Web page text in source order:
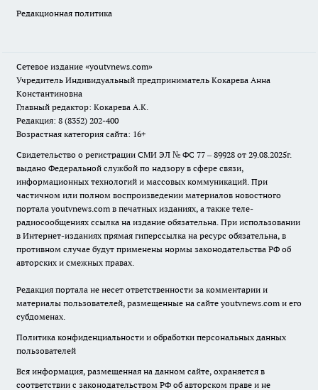
Редакционная политика
Сетевое издание «youtvnews.com»
Учредитель Индивидуальный предприниматель Кокарева Анна
Константиновна
Главный редактор: Кокарева А.К.
Редакция: 8 (8352) 202-400
Возрастная категория сайта: 16+
Свидетельство о регистрации СМИ ЭЛ № ФС 77 – 89928 от 29.08.2025г.
выдано Федеральной службой по надзору в сфере связи,
информационных технологий и массовых коммуникаций. При
частичном или полном воспроизведении материалов новостного
портала youtvnews.com в печатных изданиях, а также теле-
радиосообщениях ссылка на издание обязательна. При использовании
в Интернет-изданиях прямая гиперссылка на ресурс обязательна, в
противном случае будут применены нормы законодательства РФ об
авторских и смежных правах.
Редакция портала не несет ответственности за комментарии и
материалы пользователей, размещенные на сайте youtvnews.com и его
субдоменах.
Политика конфиденциальности и обработки персональных данных
пользователей
Вся информация, размещенная на данном сайте, охраняется в
соответствии с законодательством РФ об авторском праве и не